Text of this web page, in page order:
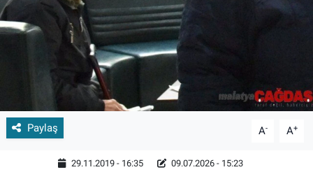
Paylaş A- A+
29.11.2019 - 16:35 09.07.2026 - 15:23